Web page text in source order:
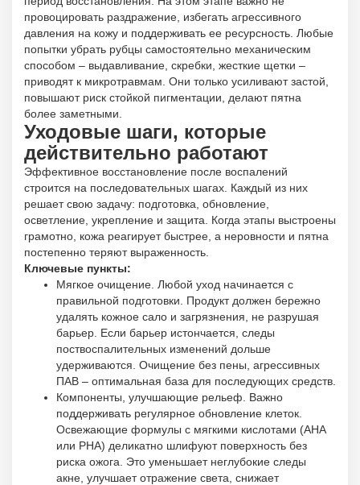
провоцировать раздражение, избегать агрессивного
давления на кожу и поддерживать ее ресурсность. Любые
попытки убрать рубцы самостоятельно механическим
способом – выдавливание, скребки, жесткие щетки –
приводят к микротравмам. Они только усиливают застой,
повышают риск стойкой пигментации, делают пятна
более заметными.
Уходовые шаги, которые
действительно работают
Эффективное восстановление после воспалений
строится на последовательных шагах. Каждый из них
решает свою задачу: подготовка, обновление,
осветление, укрепление и защита. Когда этапы выстроены
грамотно, кожа реагирует быстрее, а неровности и пятна
постепенно теряют выраженность.
Ключевые пункты:
Мягкое очищение. Любой уход начинается с
правильной подготовки. Продукт должен бережно
удалять кожное сало и загрязнения, не разрушая
барьер. Если барьер истончается, следы
поствоспалительных изменений дольше
удерживаются. Очищение без пены, агрессивных
ПАВ – оптимальная база для последующих средств.
Компоненты, улучшающие рельеф. Важно
поддерживать регулярное обновление клеток.
Освежающие формулы с мягкими кислотами (AHA
или PHA) деликатно шлифуют поверхность без
риска ожога. Это уменьшает неглубокие следы
акне, улучшает отражение света, снижает